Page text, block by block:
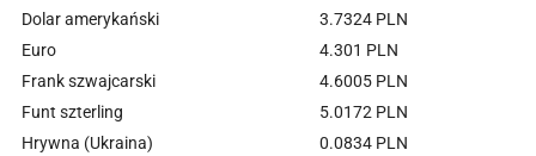
Dolar amerykański
3.7324 PLN
Euro
4.301 PLN
Frank szwajcarski
4.6005 PLN
Funt szterling
5.0172 PLN
Hrywna (Ukraina)
0.0834 PLN